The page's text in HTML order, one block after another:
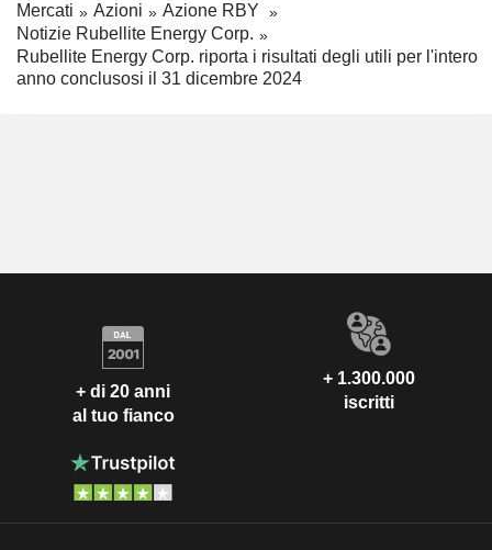
Mercati Azioni
Azione RBY
Notizie Rubellite Energy Corp.
Rubellite Energy Corp. riporta i risultati degli utili per l'intero
anno conclusosi il 31 dicembre 2024
+ di 20 anni
al tuo fianco
+ 1.300.000
iscritti